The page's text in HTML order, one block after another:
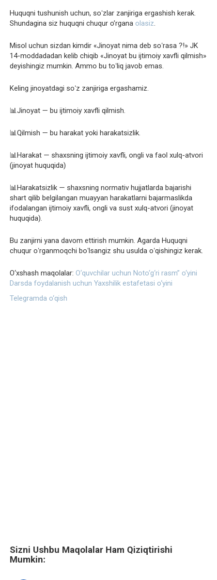
Huquqni tushunish uchun, soʻzlar zanjiriga ergashish kerak.
Shundagina siz huquqni chuqur o’rgana olasiz.
Misol uchun sizdan kimdir «Jinoyat nima deb soʻrasa ?!» JK
14-moddadadan kelib chiqib «Jinoyat bu ijtimoiy xavfli qilmish»
deyishingiz mumkin. Ammo bu toʻliq javob emas.
Keling jinoyatdagi soʻz zanjiriga ergashamiz.
📊Jinoyat — bu ijtimoiy xavfli qilmish.
📊Qilmish — bu harakat yoki harakatsizlik.
📊Harakat — shaxsning ijtimoiy xavfli, ongli va faol xulq-atvori
(jinoyat huquqida)
📊Harakatsizlik — shaxsning normativ hujjatlarda bajarishi
shart qilib belgilangan muayyan harakatlarni bajarmaslikda
ifodalangan ijtimoiy xavfli, ongli va sust xulq-atvori (jinoyat
huquqida).
Bu zanjirni yana davom ettirish mumkin. Agarda Huquqni
chuqur oʻrganmoqchi boʻlsangiz shu usulda oʻqishingiz kerak.
O‘xshash maqolalar: O‘quvchilar uchun Noto‘g‘ri rasm” o‘yini
Darsda foydalanish uchun Yaxshilik estafetasi o‘yini
Telegramda o‘qish
Sizni Ushbu Maqolalar Ham Qiziqtirishi
Mumkin: